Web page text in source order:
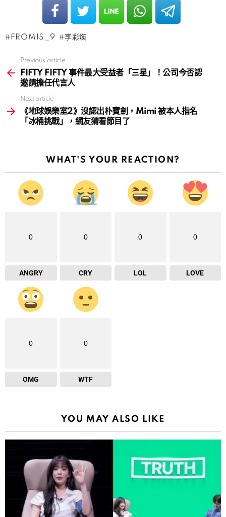
FROMIS_9 李彩煐
more
Previous article
FIFTY FIFTY 事件最大受益者「三星」！公司今否認
邀請擔任代言人
Next article
《地球娛樂室2》沒認出朴寶劍，Mimi 被本人指名
「冰桶挑戰」，網友猜看節目了
WHAT'S YOUR REACTION?
0
ANGRY
0
CRY
0
LOL
0
LOVE
0
OMG
0
WTF
YOU MAY ALSO LIKE